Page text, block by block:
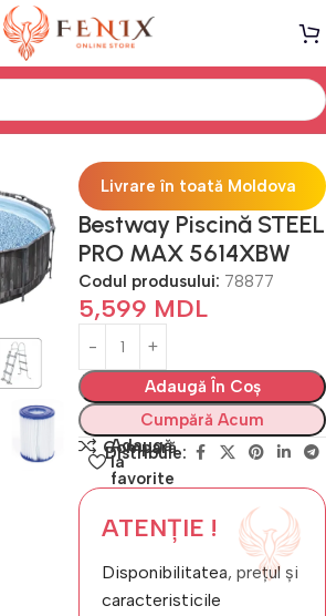
Piscine cu cadru
Livrare în toată Moldova
Bestway Piscină STEEL
PRO MAX 5614XBW
Codul produsului: 78877
5,599 MDL
Adaugă În Coș
Cumpără Acum
Compară
Adaugă
la
favorite
Distribuie:
ATENȚIE !
Disponibilitatea, prețul și
caracteristicile